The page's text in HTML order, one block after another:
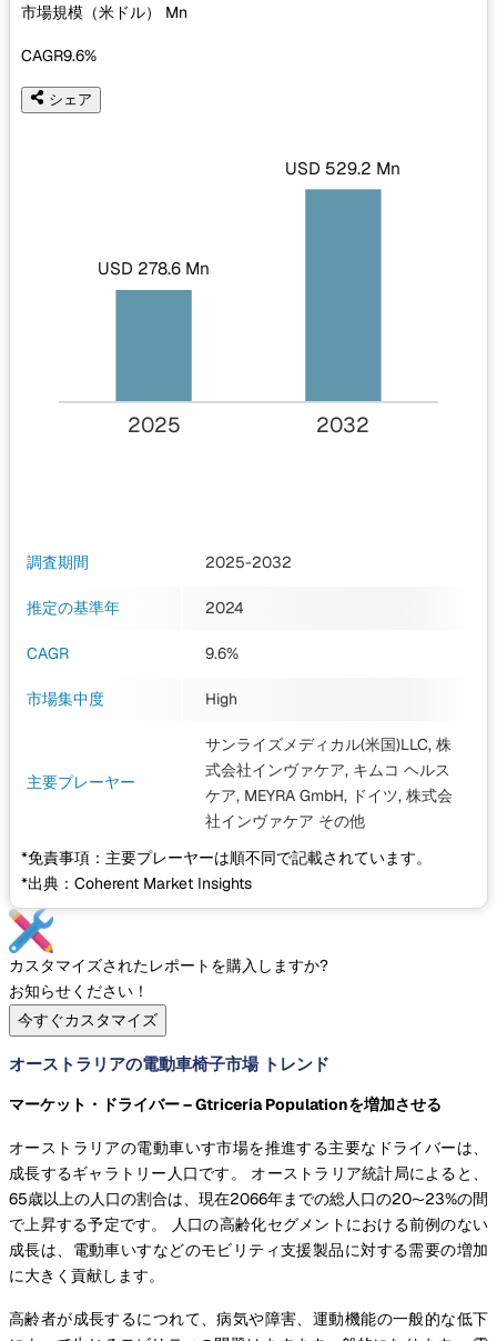
市場規模（米ドル） Mn
CAGR9.6%
シェア
USD 278.6 Mn
USD 529.2 Mn
2025 2032
調査期間 2025-2032
推定の基準年 2024
CAGR 9.6%
市場集中度 High
主要プレーヤー
サンライズメディカル(米国)LLC, 株
式会社インヴァケア, キムコ ヘルス
ケア, MEYRA GmbH, ドイツ, 株式会
社インヴァケア その他
*免責事項：主要プレーヤーは順不同で記載されています。
*出典：Coherent Market Insights
カスタマイズされたレポートを購入しますか?
お知らせください！
今すぐカスタマイズ
オーストラリアの電動車椅子市場 トレンド
マーケット・ドライバー – Gtriceria Populationを増加させる
オーストラリアの電動車いす市場を推進する主要なドライバーは、
成長するギャラトリー人口です。 オーストラリア統計局によると、
65歳以上の人口の割合は、現在2066年までの総人口の20〜23%の間
で上昇する予定です。 人口の高齢化セグメントにおける前例のない
成長は、電動車いすなどのモビリティ支援製品に対する需要の増加
に大きく貢献します。
高齢者が成長するにつれて、病気や障害、運動機能の一般的な低下